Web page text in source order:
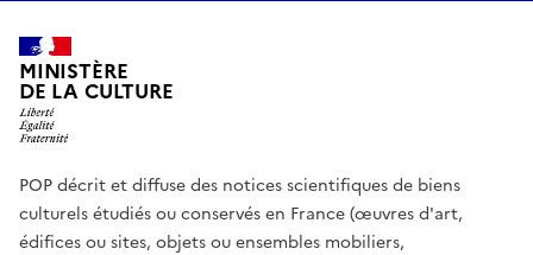
MINISTÈRE
DE LA CULTURE
POP décrit et diffuse des notices scientifiques de biens
culturels étudiés ou conservés en France (œuvres d'art,
édifices ou sites, objets ou ensembles mobiliers,